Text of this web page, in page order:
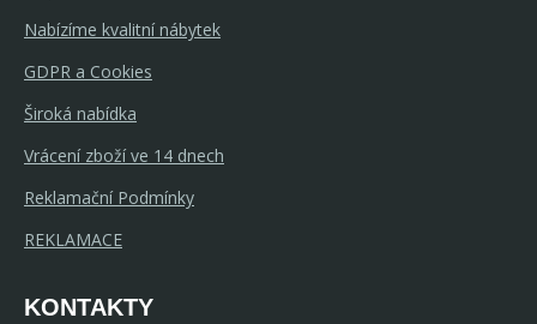
Nabízíme kvalitní nábytek
GDPR a Cookies
Široká nabídka
Vrácení zboží ve 14 dnech
Reklamační Podmínky
REKLAMACE
KONTAKTY